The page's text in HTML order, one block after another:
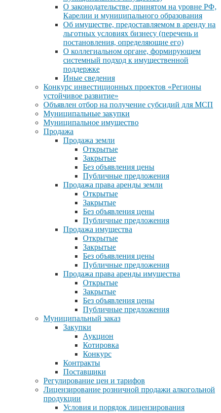
О законодательстве, принятом на уровне РФ,
Карелии и муниципального образования
Об имуществе, предоставляемом в аренду на
льготных условиях бизнесу (перечень и
постановления, определяющие его)
О коллегиальном органе, формирующем
системный подход к имущественной
поддержке
Иные сведения
Конкурс инвестиционных проектов «Регионы
устойчивое развитие»
Объявлен отбор на получение субсидий для МСП
Муниципальные закупки
Муниципальное имущество
Продажа
Продажа земли
Открытые
Закрытые
Без объявления цены
Публичные предложения
Продажа права аренды земли
Открытые
Закрытые
Без объявления цены
Публичные предложения
Продажа имущества
Открытые
Закрытые
Без объявления цены
Публичные предложения
Продажа права аренды имущества
Открытые
Закрытые
Без объявления цены
Публичные предложения
Муниципальный заказ
Закупки
Аукцион
Котировка
Конкурс
Контракты
Поставщики
Регулирование цен и тарифов
Лицензирование розничной продажи алкогольной
продукции
Условия и порядок лицензирования